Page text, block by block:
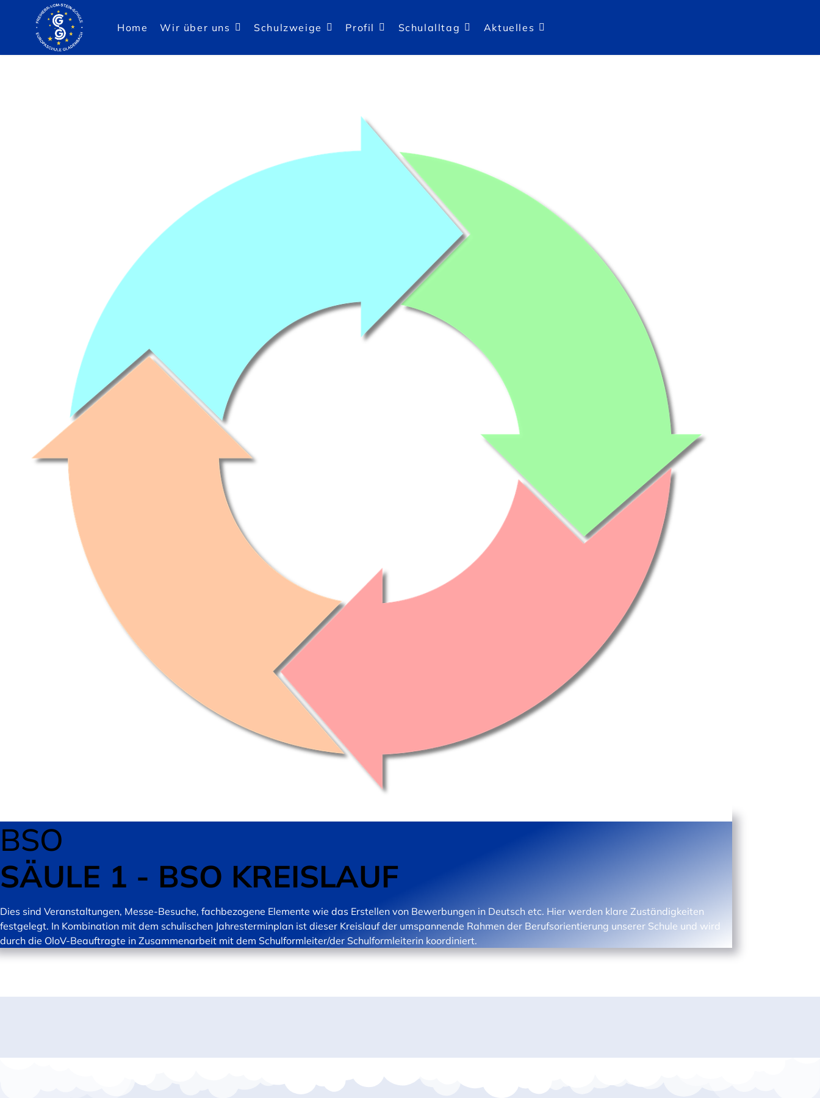
Home Wir über uns Schulzweige Profil Schulalltag Aktuelles
BSO
SÄULE 1 - BSO KREISLAUF
Dies sind Veranstaltungen, Messe-Besuche, fachbezogene Elemente wie das Erstellen von Bewerbungen in Deutsch etc. Hier werden klare Zuständigkeiten
festgelegt. In Kombination mit dem schulischen Jahresterminplan ist dieser Kreislauf der umspannende Rahmen der Berufsorientierung unserer Schule und wird
durch die OloV-Beauftragte in Zusammenarbeit mit dem Schulformleiter/der Schulformleiterin koordiniert.